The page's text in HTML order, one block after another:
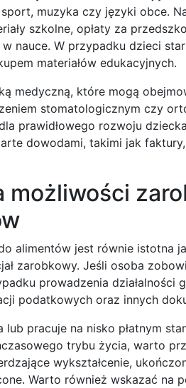
muzyka czy języki obce.
szkolne, opłaty za
nauce. W przypadku dzieci
materiałów edukacyjnych.
medyczną, które mogą
stomatologicznym czy
prawidłowego rozwoju
dowodami, takimi jak
możliwości
alimentów jest równie istotna
zarobkowy. Jeśli osoba
prowadzenia działalności
podatkowych oraz innych
pracuje na nisko płatnym
trybu życia, warto
wykształcenie,
Warto również wskazać na